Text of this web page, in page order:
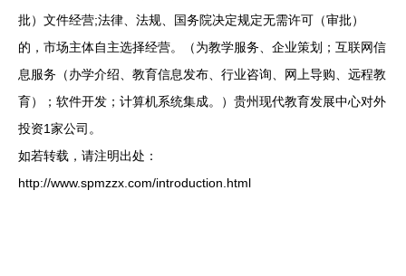
批）文件经营;法律、法规、国务院决定规定无需许可（审批）
的，市场主体自主选择经营。（为教学服务、企业策划；互联网信
息服务（办学介绍、教育信息发布、行业咨询、网上导购、远程教
育）；软件开发；计算机系统集成。）贵州现代教育发展中心对外
投资1家公司。
如若转载，请注明出处：
http://www.spmzzx.com/introduction.html